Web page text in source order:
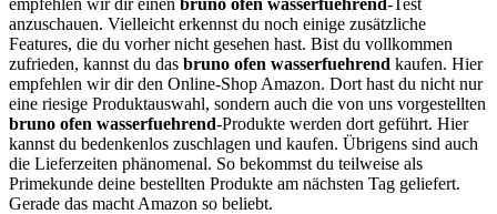
anzuschauen. Vielleicht erkennst du noch einige zusätzliche
Features, die du vorher nicht gesehen hast. Bist du vollkommen
zufrieden, kannst du das bruno ofen wasserfuehrend kaufen. Hier
empfehlen wir dir den Online-Shop Amazon. Dort hast du nicht nur
eine riesige Produktauswahl, sondern auch die von uns vorgestellten
bruno ofen wasserfuehrend-Produkte werden dort geführt. Hier
kannst du bedenkenlos zuschlagen und kaufen. Übrigens sind auch
die Lieferzeiten phänomenal. So bekommst du teilweise als
Primekunde deine bestellten Produkte am nächsten Tag geliefert.
Gerade das macht Amazon so beliebt.